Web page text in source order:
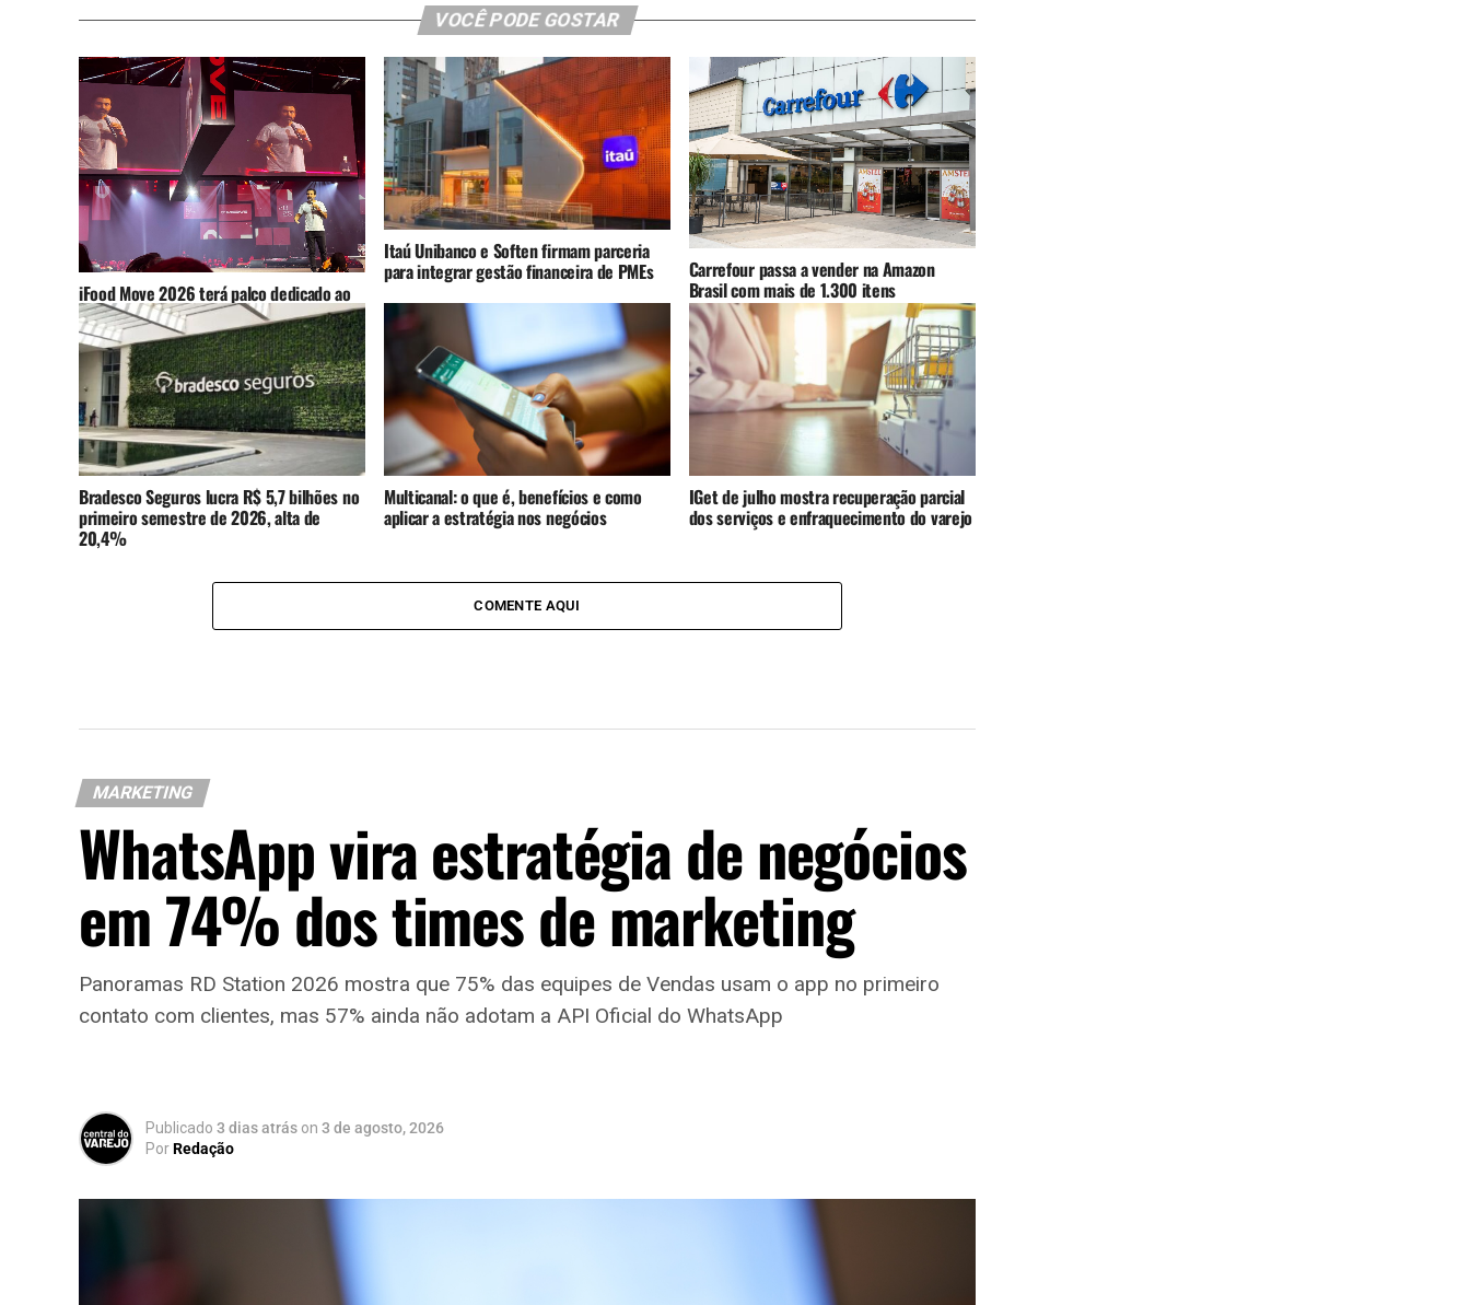
VOCÊ PODE GOSTAR
iFood Move 2026 terá palco dedicado ao
varejo
Itaú Unibanco e Soften firmam parceria
para integrar gestão financeira de PMEs Carrefour passa a vender na Amazon
Brasil com mais de 1.300 itens
Bradesco Seguros lucra R$ 5,7 bilhões no
primeiro semestre de 2026, alta de
20,4%
Multicanal: o que é, benefícios e como
aplicar a estratégia nos negócios
IGet de julho mostra recuperação parcial
dos serviços e enfraquecimento do varejo
COMENTE AQUI
MARKETING
WhatsApp vira estratégia de negócios
em 74% dos times de marketing
Panoramas RD Station 2026 mostra que 75% das equipes de Vendas usam o app no primeiro
contato com clientes, mas 57% ainda não adotam a API Oficial do WhatsApp
Publicado 3 dias atrás on 3 de agosto, 2026
PorRedação